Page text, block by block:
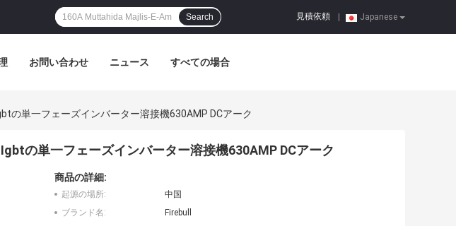
Japanese
見積依頼
Search
お問い合わせ ニュース すべての場合
の単一フェーズインバーター溶接機630AMP DCアーク
の単一フェーズインバーター溶接機630AMP DCアーク
商品の詳細:
起源の場所:
中国
ブランド名:
Firebull